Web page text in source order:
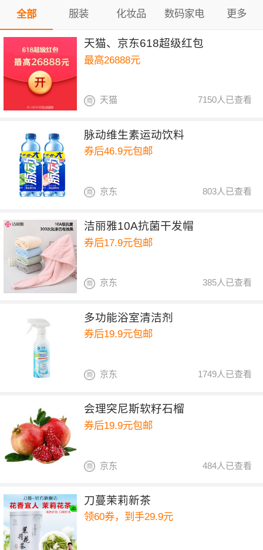
全部 服装 化妆品 数码家电 更多
天猫、京东618超级红包
最高26888元
7150人已查看
天猫
脉动维生素运动饮料
券后46.9元包邮
803人已查看
京东
洁丽雅10A抗菌干发帽
券后17.9元包邮
385人已查看
京东
多功能浴室清洁剂
券后19.9元包邮
1749人已查看
京东
会理突尼斯软籽石榴
券后19.9元包邮
484人已查看
京东
刀蔓茉莉新茶
领60券，到手29.9元